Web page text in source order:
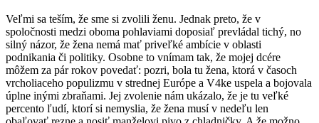
Veľmi sa teším, že sme si zvolili ženu. Jednak preto, že v
spoločnosti medzi oboma pohlaviami doposiaľ prevládal tichý, no
silný názor, že žena nemá mať priveľké ambície v oblasti
podnikania či politiky. Osobne to vnímam tak, že mojej dcére
môžem za pár rokov povedať: pozri, bola tu žena, ktorá v časoch
vrcholiaceho populizmu v strednej Európe a V4ke uspela a bojovala
úplne inými zbraňami. Jej zvolenie nám ukázalo, že je tu veľké
percento ľudí, ktorí si nemyslia, že žena musí v nedeľu len